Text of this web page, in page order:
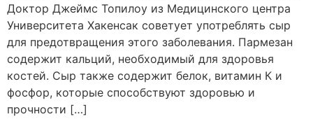
Доктор Джеймс Топилоу из Медицинского центра
Университета Хакенсак советует употреблять сыр
для предотвращения этого заболевания. Пармезан
содержит кальций, необходимый для здоровья
костей. Сыр также содержит белок, витамин К и
фосфор, которые способствуют здоровью и
прочности […]